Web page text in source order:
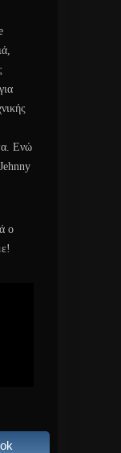
Ενώ
ο